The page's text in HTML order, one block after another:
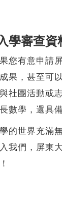
學審查資
有意申請屏
果，甚至可
社團活動或
數學，還具
世界充滿無
我們，屏東